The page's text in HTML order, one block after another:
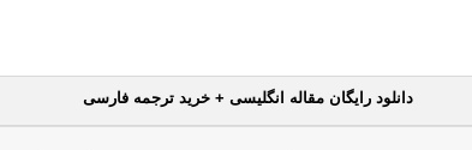
دانلود رایگان مقاله انگلیسی + خرید ترجمه فارسی